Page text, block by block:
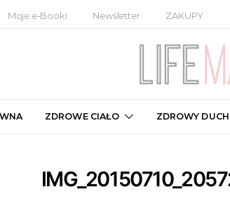
Moje e-Booki Newsletter ZAKUPY
ZDROWE CIAŁO ZDROWY DUCH